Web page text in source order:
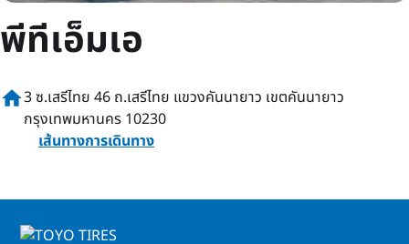
พีทีเอ็มเอ
home3 ซ.เสรีไทย 46 ถ.เสรีไทย แขวงคันนายาว เขตคันนายาว
กรุงเทพมหานคร 10230
เส้นทางการเดินทาง